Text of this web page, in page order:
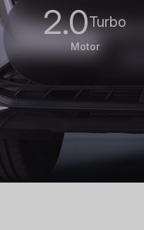
2.0Turbo
Motor